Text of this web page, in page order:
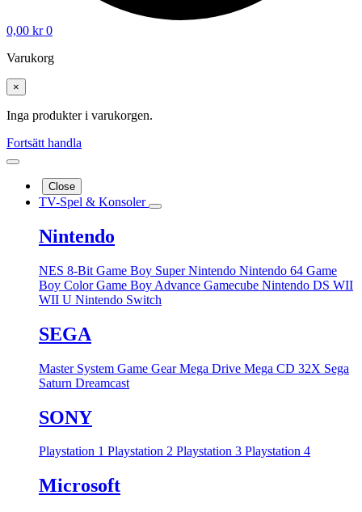
0,00 kr 0
Varukorg
×
Inga produkter i varukorgen.
Fortsätt handla
Close
TV-Spel & Konsoler
Nintendo
NES 8-Bit Game Boy Super Nintendo Nintendo 64 Game
Boy ColorGame Boy Advance Gamecube Nintendo DS WII
WII U Nintendo Switch
SEGA
Master System Game GearMega Drive Mega CD 32X Sega
Saturn Dreamcast
SONY
Playstation 1 Playstation 2 Playstation 3 Playstation 4
Microsoft